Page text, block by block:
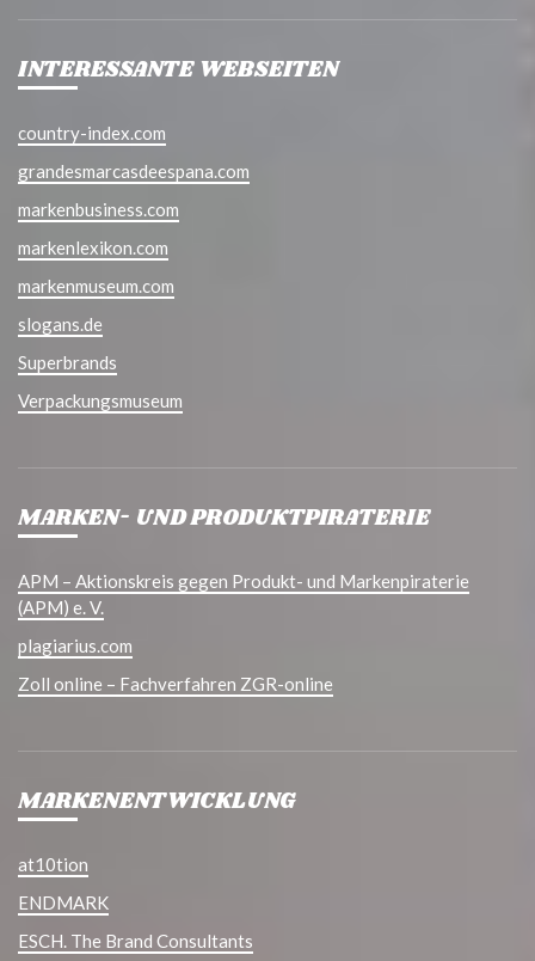
INTERESSANTE WEBSEITEN
country-index.com
grandesmarcasdeespana.com
markenbusiness.com
markenlexikon.com
markenmuseum.com
slogans.de
Superbrands
Verpackungsmuseum
MARKEN- UND PRODUKTPIRATERIE
APM – Aktionskreis gegen Produkt- und Markenpiraterie
(APM) e. V.
plagiarius.com
Zoll online – Fachverfahren ZGR-online
MARKENENTWICKLUNG
at10tion
ENDMARK
ESCH. The Brand Consultants